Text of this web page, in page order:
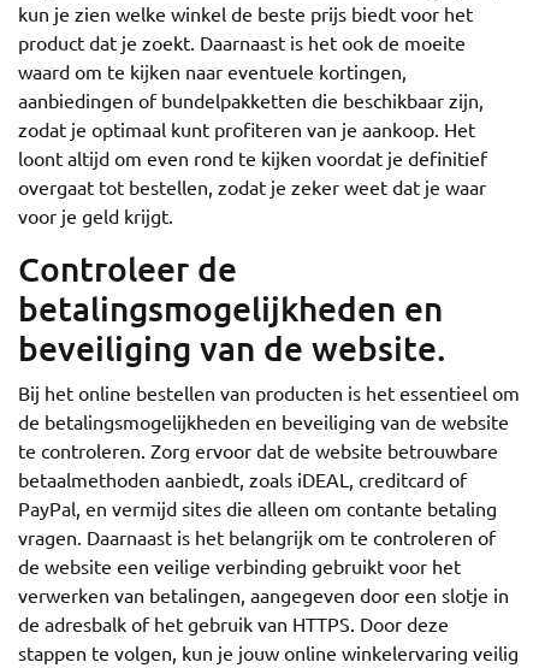
kun je zien welke winkel de beste prijs biedt voor het
product dat je zoekt. Daarnaast is het ook de moeite
waard om te kijken naar eventuele kortingen,
aanbiedingen of bundelpakketten die beschikbaar zijn,
zodat je optimaal kunt profiteren van je aankoop. Het
loont altijd om even rond te kijken voordat je definitief
overgaat tot bestellen, zodat je zeker weet dat je waar
voor je geld krijgt.
Controleer de
betalingsmogelijkheden en
beveiliging van de website.
Bij het online bestellen van producten is het essentieel om
de betalingsmogelijkheden en beveiliging van de website
te controleren. Zorg ervoor dat de website betrouwbare
betaalmethoden aanbiedt, zoals iDEAL, creditcard of
PayPal, en vermijd sites die alleen om contante betaling
vragen. Daarnaast is het belangrijk om te controleren of
de website een veilige verbinding gebruikt voor het
verwerken van betalingen, aangegeven door een slotje in
de adresbalk of het gebruik van HTTPS. Door deze
stappen te volgen, kun je jouw online winkelervaring veilig